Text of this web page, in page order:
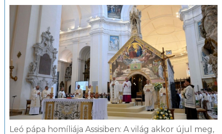
Leó pápa homíliája Assisiben: A világ akkor újul meg,